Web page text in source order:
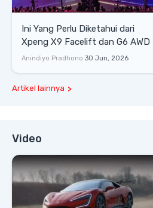
Ini Yang Perlu Diketahui dari
Xpeng X9 Facelift dan G6 AWD
Anindiyo Pradhono 30 Jun, 2026
Artikel lainnya
Video